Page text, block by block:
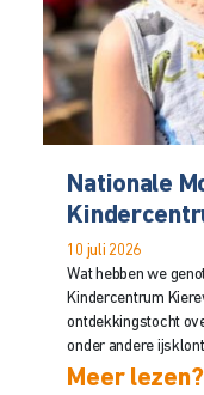
Nationale
10 juli 2026
Wat hebben we
Kindercentrum
ontdekkingstocht
onder andere
Meer lezen?